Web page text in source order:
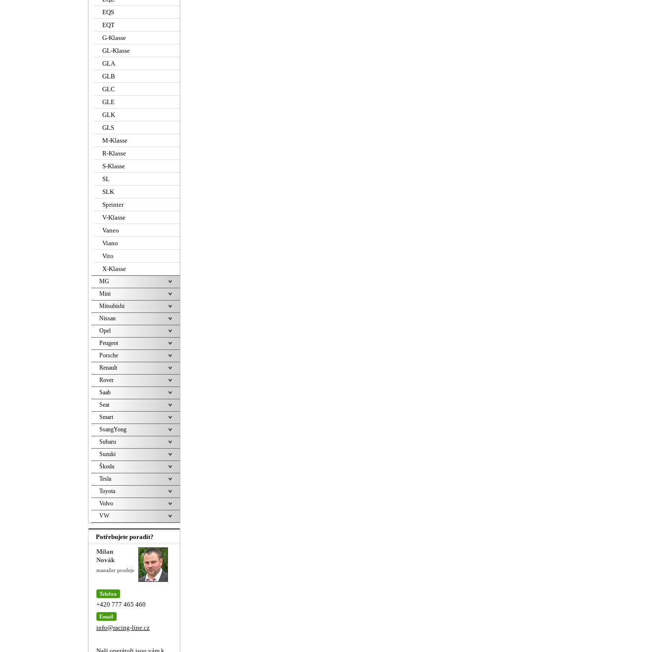
EQS
EQT
G-Klasse
GL-Klasse
GLA
GLB
GLC
GLE
GLK
GLS
M-Klasse
R-Klasse
S-Klasse
SL
SLK
Sprinter
V-Klasse
Vaneo
Viano
Vito
X-Klasse
MG
Mini
Mitsubishi
Nissan
Opel
Peugeot
Porsche
Renault
Rover
Saab
Seat
Smart
SsangYong
Subaru
Suzuki
Škoda
Tesla
Toyota
Volvo
VW
Potřebujete poradit?
Milan
Novák
manažer prodeje
Telefon
+420 777 465 460
Email
info@racing-line.cz